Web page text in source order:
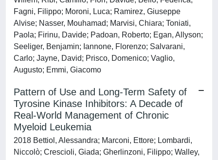
Fagni, Filippo; Moroni, Luca; Ramirez, Giuseppe
Alvise; Nasser, Mouhamad; Marvisi, Chiara; Toniati,
Paola; Firinu, Davide; Padoan, Roberto; Egan, Allyson;
Seeliger, Benjamin; Iannone, Florenzo; Salvarani,
Carlo; Jayne, David; Prisco, Domenico; Vaglio,
Augusto; Emmi, Giacomo
Pattern of Use and Long-Term Safety of
Tyrosine Kinase Inhibitors: A Decade of
Real-World Management of Chronic
Myeloid Leukemia
2018 Bettiol, Alessandra; Marconi, Ettore; Lombardi,
Niccolò; Crescioli, Giada; Gherlinzoni, Filippo; Walley,